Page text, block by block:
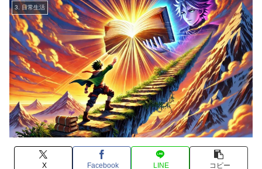
3. 日常生活
X Facebook LINE コピー